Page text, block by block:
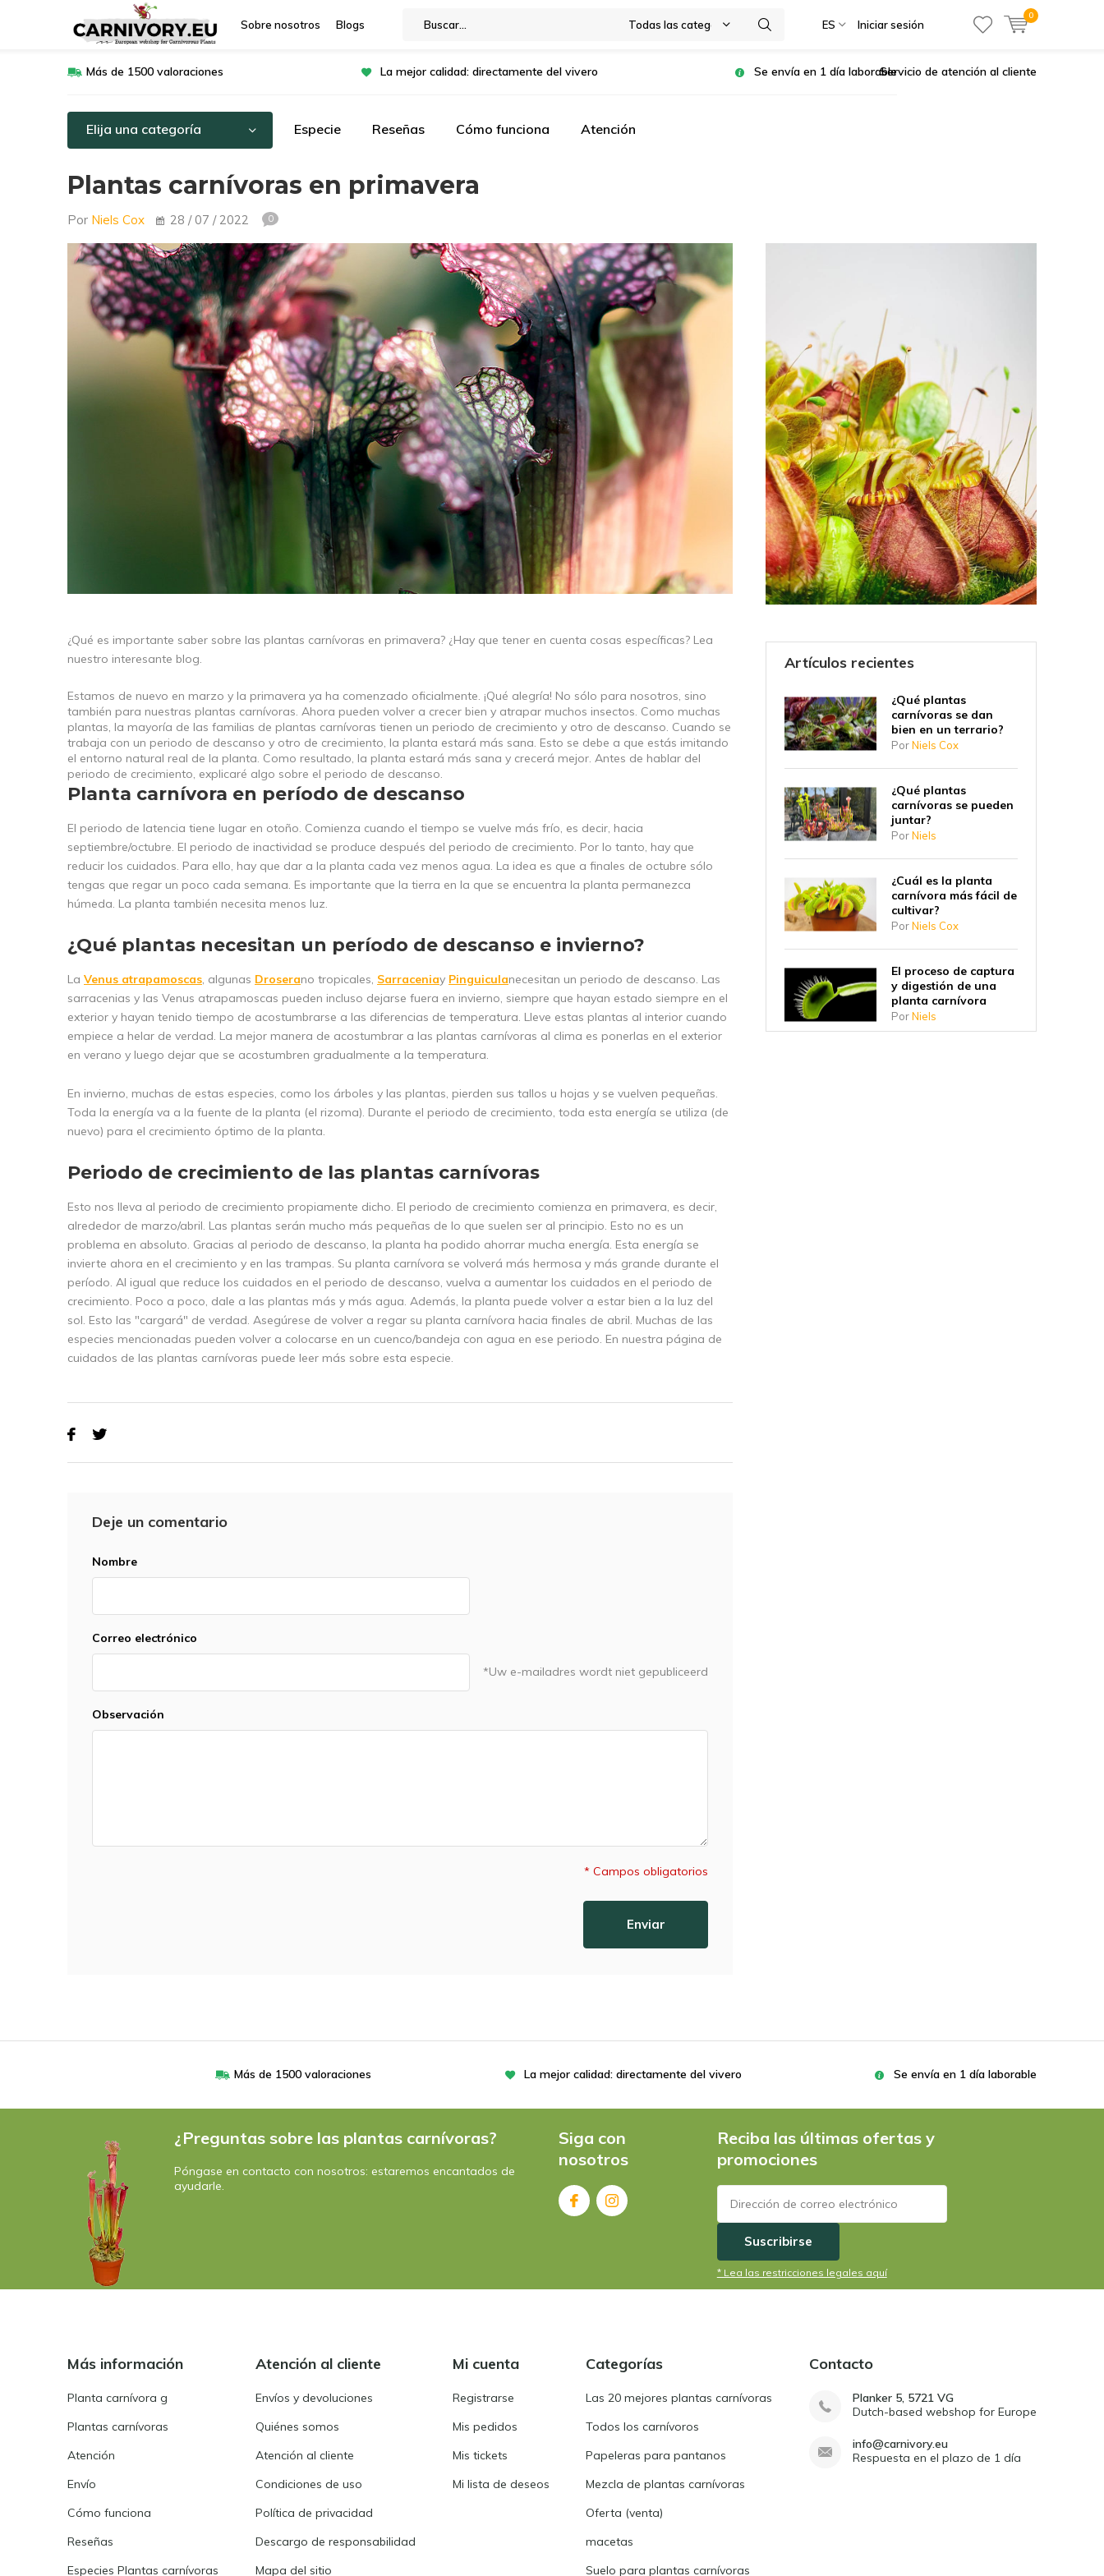
Sobre nosotros Blogs Todas las categorías ES Iniciar sesión
0
Más de 1500 valoraciones La mejor calidad: directamente del vivero Se envía en 1 día laborableServicio de atención al cliente
Elija una categoría Especie Reseñas Cómo funciona Atención
Plantas carnívoras en primavera
Por Niels Cox 28 / 07 / 2022 0
¿Qué es importante saber sobre las plantas carnívoras en primavera? ¿Hay que tener en cuenta cosas específicas? Lea
nuestro interesante blog.
Estamos de nuevo en marzo y la primavera ya ha comenzado oficialmente. ¡Qué alegría! No sólo para nosotros, sino
también para nuestras plantas carnívoras. Ahora pueden volver a crecer bien y atrapar muchos insectos. Como muchas
plantas, la mayoría de las familias de plantas carnívoras tienen un periodo de crecimiento y otro de descanso. Cuando se
trabaja con un periodo de descanso y otro de crecimiento, la planta estará más sana. Esto se debe a que estás imitando
el entorno natural real de la planta. Como resultado, la planta estará más sana y crecerá mejor. Antes de hablar del
periodo de crecimiento, explicaré algo sobre el periodo de descanso.
Planta carnívora en período de descanso
El periodo de latencia tiene lugar en otoño. Comienza cuando el tiempo se vuelve más frío, es decir, hacia
septiembre/octubre. El periodo de inactividad se produce después del periodo de crecimiento. Por lo tanto, hay que
reducir los cuidados. Para ello, hay que dar a la planta cada vez menos agua. La idea es que a finales de octubre sólo
tengas que regar un poco cada semana. Es importante que la tierra en la que se encuentra la planta permanezca
húmeda. La planta también necesita menos luz.
¿Qué plantas necesitan un período de descanso e invierno?
La Venus atrapamoscas, algunas Droserano tropicales, Sarraceniay Pinguiculanecesitan un periodo de descanso. Las
sarracenias y las Venus atrapamoscas pueden incluso dejarse fuera en invierno, siempre que hayan estado siempre en el
exterior y hayan tenido tiempo de acostumbrarse a las diferencias de temperatura. Lleve estas plantas al interior cuando
empiece a helar de verdad. La mejor manera de acostumbrar a las plantas carnívoras al clima es ponerlas en el exterior
en verano y luego dejar que se acostumbren gradualmente a la temperatura.
En invierno, muchas de estas especies, como los árboles y las plantas, pierden sus tallos u hojas y se vuelven pequeñas.
Toda la energía va a la fuente de la planta (el rizoma). Durante el periodo de crecimiento, toda esta energía se utiliza (de
nuevo) para el crecimiento óptimo de la planta.
Periodo de crecimiento de las plantas carnívoras
Esto nos lleva al periodo de crecimiento propiamente dicho. El periodo de crecimiento comienza en primavera, es decir,
alrededor de marzo/abril. Las plantas serán mucho más pequeñas de lo que suelen ser al principio. Esto no es un
problema en absoluto. Gracias al periodo de descanso, la planta ha podido ahorrar mucha energía. Esta energía se
invierte ahora en el crecimiento y en las trampas. Su planta carnívora se volverá más hermosa y más grande durante el
período. Al igual que reduce los cuidados en el periodo de descanso, vuelva a aumentar los cuidados en el periodo de
crecimiento. Poco a poco, dale a las plantas más y más agua. Además, la planta puede volver a estar bien a la luz del
sol. Esto las "cargará" de verdad. Asegúrese de volver a regar su planta carnívora hacia finales de abril. Muchas de las
especies mencionadas pueden volver a colocarse en un cuenco/bandeja con agua en ese periodo. En nuestra página de
cuidados de las plantas carnívoras puede leer más sobre esta especie.
Deje un comentario
Nombre
Correo electrónico
*Uw e-mailadres wordt niet gepubliceerd
Observación
* Campos obligatorios
Enviar
Artículos recientes
¿Qué plantas
carnívoras se dan
bien en un terrario?
PorNiels Cox
¿Qué plantas
carnívoras se pueden
juntar?
PorNiels
¿Cuál es la planta
carnívora más fácil de
cultivar?
PorNiels Cox
El proceso de captura
y digestión de una
planta carnívora
PorNiels
Más de 1500 valoraciones La mejor calidad: directamente del vivero Se envía en 1 día laborable
¿Preguntas sobre las plantas carnívoras?
Póngase en contacto con nosotros: estaremos encantados de
ayudarle.
Siga con
nosotros
Reciba las últimas ofertas y
promociones
Suscribirse
* Lea las restricciones legales aquí
Más información
Planta carnívora g
Plantas carnívoras
Atención
Envío
Cómo funciona
Reseñas
Especies Plantas carnívoras
Atención al cliente
Envíos y devoluciones
Quiénes somos
Atención al cliente
Condiciones de uso
Política de privacidad
Descargo de responsabilidad
Mapa del sitio
Mi cuenta
Registrarse
Mis pedidos
Mis tickets
Mi lista de deseos
Categorías
Las 20 mejores plantas carnívoras
Todos los carnívoros
Papeleras para pantanos
Mezcla de plantas carnívoras
Oferta (venta)
macetas
Suelo para plantas carnívoras
Contacto
Planker 5, 5721 VG
Dutch-based webshop for Europe
info@carnivory.eu
Respuesta en el plazo de 1 día